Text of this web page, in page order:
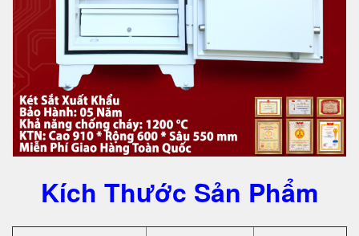
Kích Thước Sản Phẩm